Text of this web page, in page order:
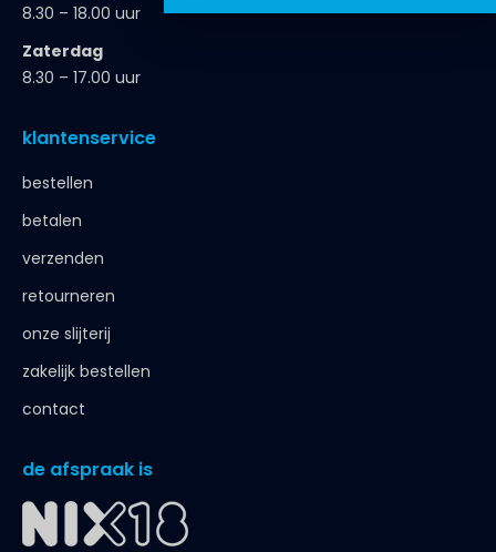
8.30 – 18.00 uur
Zaterdag
8.30 – 17.00 uur
klantenservice
bestellen
betalen
verzenden
retourneren
onze slijterij
zakelijk bestellen
contact
de afspraak is